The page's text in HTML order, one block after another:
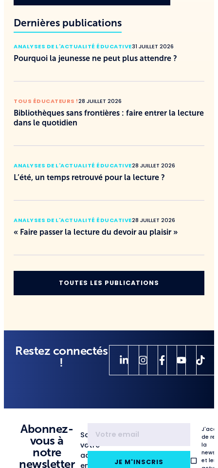
Dernières publications
ANALYSES DE L'ACTUALITÉ ÉDUCATIVE31 JUILLET 2026
Pourquoi la jeunesse ne peut plus attendre ?
TOUS ÉDUCATEURS !28 JUILLET 2026
Bibliothèques sans frontières : faire entrer la lecture
dans le quotidien
ANALYSES DE L'ACTUALITÉ ÉDUCATIVE28 JUILLET 2026
L’été, un temps retrouvé pour la lecture ?
ANALYSES DE L'ACTUALITÉ ÉDUCATIVE28 JUILLET 2026
« Faire passer la lecture du devoir au plaisir »
TOUTES LES PUBLICATIONS
Restez connectés
!
Abonnez-
vous à
notre
newsletter
Saisissez
votre
adresse
email
JE M'INSCRIS
de
la
et les